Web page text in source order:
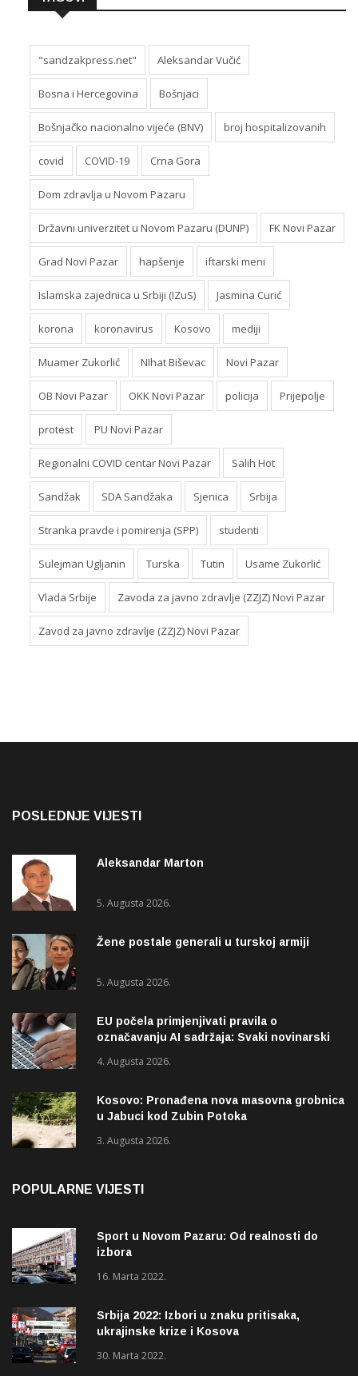
"sandzakpress.net" Aleksandar Vučić
Bosna i Hercegovina Bošnjaci
Bošnjačko nacionalno vijeće (BNV) broj hospitalizovanih
covid COVID-19 Crna Gora
Dom zdravlja u Novom Pazaru
Državni univerzitet u Novom Pazaru (DUNP) FK Novi Pazar
Grad Novi Pazar hapšenje iftarski meni
Islamska zajednica u Srbiji (IZuS) Jasmina Curić
korona koronavirus Kosovo mediji
Muamer Zukorlić NIhat Biševac Novi Pazar
OB Novi Pazar OKK Novi Pazar policija Prijepolje
protest PU Novi Pazar
Regionalni COVID centar Novi Pazar Salih Hot
Sandžak SDA Sandžaka Sjenica Srbija
Stranka pravde i pomirenja (SPP) studenti
Sulejman Ugljanin Turska Tutin Usame Zukorlić
Vlada Srbije Zavoda za javno zdravlje (ZZJZ) Novi Pazar
Zavod za javno zdravlje (ZZJZ) Novi Pazar
POSLEDNJE VIJESTI
Aleksandar Marton
5. Augusta 2026.
Žene postale generali u turskoj armiji
5. Augusta 2026.
EU počela primjenjivati pravila o
označavanju AI sadržaja: Svaki novinarski
4. Augusta 2026.
Kosovo: Pronađena nova masovna grobnica
u Jabuci kod Zubin Potoka
3. Augusta 2026.
POPULARNE VIJESTI
Sport u Novom Pazaru: Od realnosti do
izbora
16. Marta 2022.
Srbija 2022: Izbori u znaku pritisaka,
ukrajinske krize i Kosova
30. Marta 2022.